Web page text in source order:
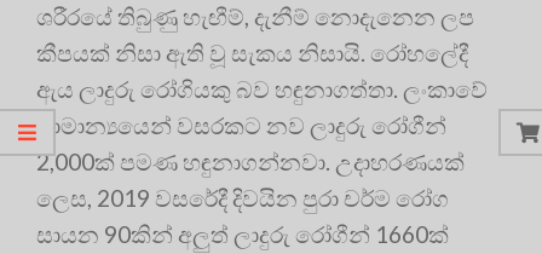
ශරීරයේ තිබුණු හැඟීම්, දැනීම් නොදැනෙන ලප
කීපයක් නිසා ඇති වූ සැකය නිසායි. රෝහලේදී
ඇය ලාදුරු රෝගියකු බව හඳුනාගත්තා. ලංකාවේ
සාමාන්‍යයෙන් වසරකට නව ලාදුරු රෝගීන්
2,000ක් පමණ හඳුනාගන්නවා. උදාහරණයක්
ලෙස, 2019 වසරේදී දිවයින පුරා චර්ම රෝග
සායන 90කින් අලුත් ලාදුරු රෝගීන් 1660ක්